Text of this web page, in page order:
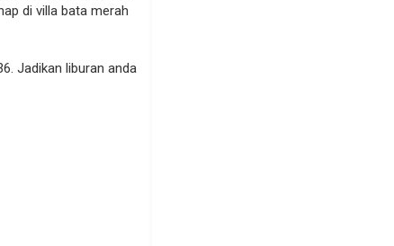
di villa bata merah
Jadikan liburan anda